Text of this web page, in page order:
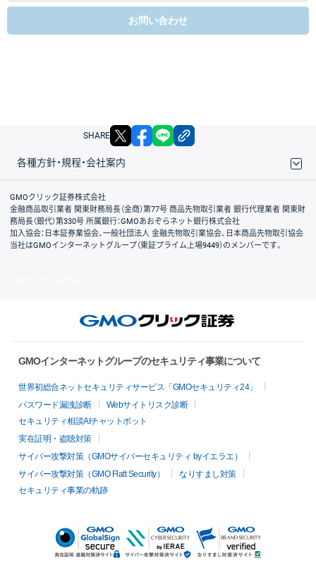
お問い合わせ
SHARE X facebook
各種方針・規程・会社案内
取引規程・約款
サイトマップ
その他のご案内
個人情報保護方針
最良執行方針
サイトのご利用について
ディスクレイマー
信託保全
リスク説明
会社案内
GMOクリック証券株式会社
金融商品取引業者 関東財務局長（金商）第77号 商品先物取引業者 銀行代理業者 関東財
務局長（銀代）第330号 所属銀行：GMOあおぞらネット銀行株式会社
加入協会：日本証券業協会、一般社団法人 金融先物取引業協会、日本商品先物取引協会
当社はGMOインターネットグループ（東証プライム上場9449）のメンバーです。
GMOインターネットグループのセキュリティ事業について
世界初総合ネットセキュリティサービス「GMOセキュリティ24」
パスワード漏洩診断
Webサイトリスク診断
セキュリティ相談AIチャットボット
実在証明・盗聴対策
サイバー攻撃対策（GMOサイバーセキュリティ byイエラエ）
サイバー攻撃対策（GMO Flatt Security）
なりすまし対策
セキュリティ事業の軌跡